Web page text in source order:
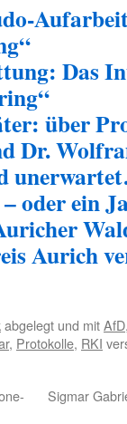
Das
über
Dr.
oder ein
Aurich
abgelegt und mitAfD
, Protokolle, RKI
Sigmar